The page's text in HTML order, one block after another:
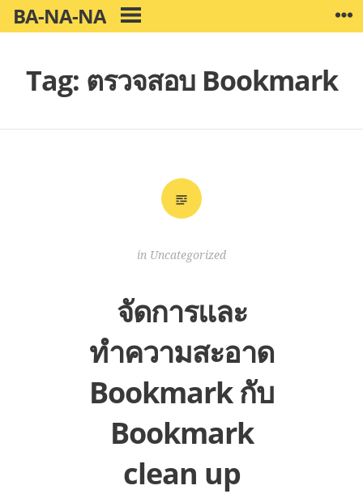
Skip
to
BA-NA-NA
PRIMARY
MENU
Tag: ตรวจสอบ Bookmark
in Uncategorized
จัดการและ
ทำความสะอาด
Bookmark กับ
Bookmark
clean up